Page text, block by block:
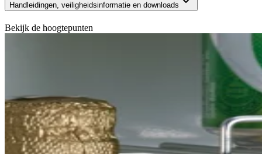
Handleidingen, veiligheidsinformatie en downloads
Bekijk de hoogtepunten